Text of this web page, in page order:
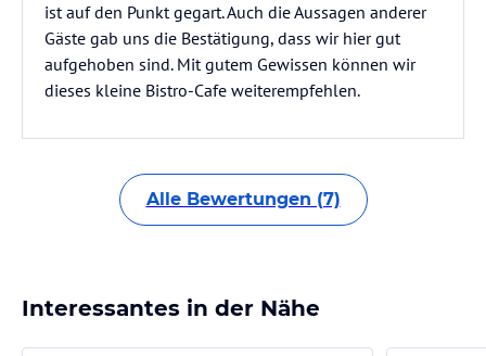
ist auf den Punkt gegart. Auch die Aussagen anderer
Gäste gab uns die Bestätigung, dass wir hier gut
aufgehoben sind. Mit gutem Gewissen können wir
dieses kleine Bistro-Cafe weiterempfehlen.
Alle Bewertungen (7)
Interessantes in der Nähe